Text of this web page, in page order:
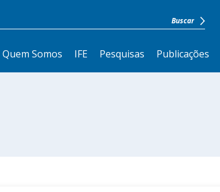
Quem Somos IFE Pesquisas Publicações